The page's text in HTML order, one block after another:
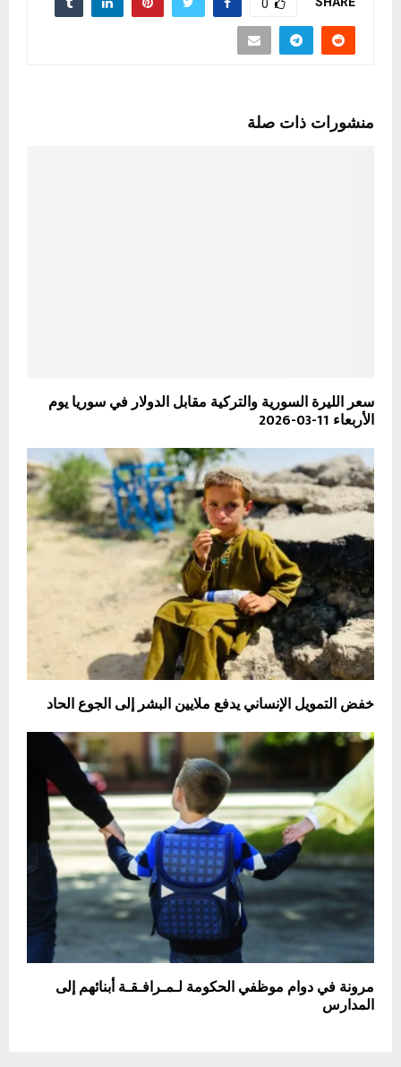
0
منشورات ذات صلة
سعر الليرة السورية والتركية مقابل الدولار في سوريا يوم
الأربعاء 11-03-2026
خفض التمويل الإنساني يدفع ملايين البشر إلى الجوع الحاد
مرونة في دوام موظفي الحكومة لـمـرافـقـة أبنائهم إلى
المدارس